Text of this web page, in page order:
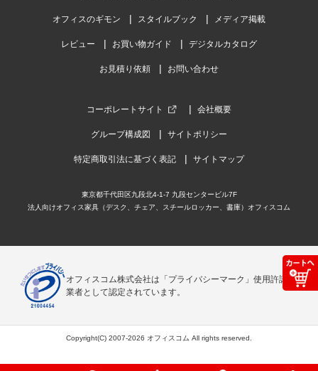
オフィスのギモン スタイルブック メディア掲載
レビュー お買い物ガイド デジタルカタログ
お見積り依頼 お問い合わせ
コーポレートサイト 会社概要
グループ構成図 サイトポリシー
特定商取引法に基づく表記 サイトマップ
東京都千代田区九段北4-1-7 九段センタービル7F
法人向けオフィス家具（デスク、チェア、スチールロッカー、書庫）オフィスコム
オフィスコム株式会社は「プライバシーマーク」使用許諾事
業者として認定されています。
Copyright(C) 2007-2026 オフィスコム All rights reserved.